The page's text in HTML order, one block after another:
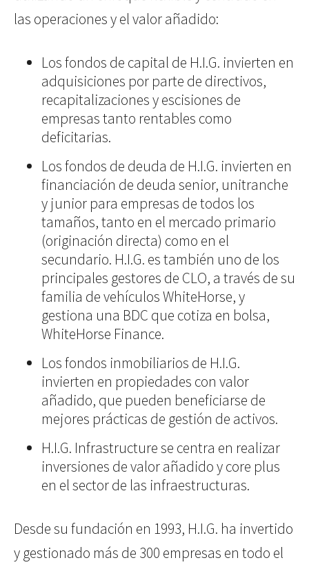
las operaciones y el valor añadido:
Los fondos de capital de H.I.G. invierten en
adquisiciones por parte de directivos,
recapitalizaciones y escisiones de
empresas tanto rentables como
deficitarias.
Los fondos de deuda de H.I.G. invierten en
financiación de deuda senior, unitranche
y junior para empresas de todos los
tamaños, tanto en el mercado primario
(originación directa) como en el
secundario. H.I.G. es también uno de los
principales gestores de CLO, a través de su
familia de vehículos WhiteHorse, y
gestiona una BDC que cotiza en bolsa,
WhiteHorse Finance.
Los fondos inmobiliarios de H.I.G.
invierten en propiedades con valor
añadido, que pueden beneficiarse de
mejores prácticas de gestión de activos.
H.I.G. Infrastructure se centra en realizar
inversiones de valor añadido y core plus
en el sector de las infraestructuras.
Desde su fundación en 1993, H.I.G. ha invertido
y gestionado más de 300 empresas en todo el